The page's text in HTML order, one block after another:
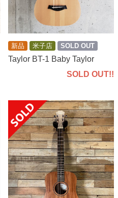
新品 米子店 SOLD OUT
Taylor BT-1 Baby Taylor
SOLD OUT!!